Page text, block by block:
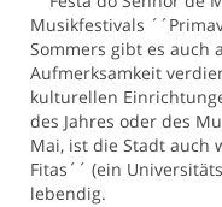
Musikfestivals
Sommers gibt es auch
Aufmerksamkeit
kulturellen
des Jahres oder des
Mai, ist die Stadt auch
Fitas´´ (ein
lebendig.